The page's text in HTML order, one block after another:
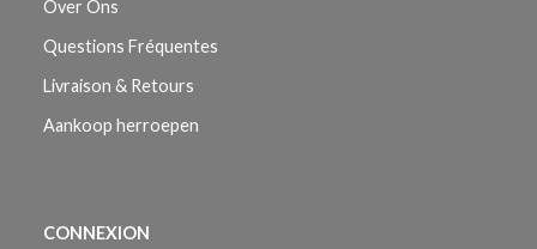
Over Ons
Questions Fréquentes
Livraison & Retours
Aankoop herroepen
CONNEXION